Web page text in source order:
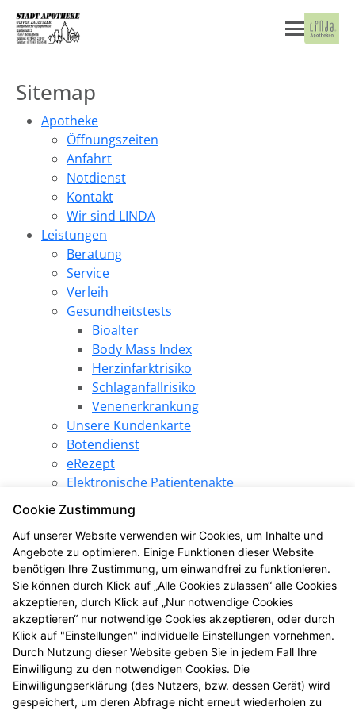
Sitemap
Apotheke
Öffnungszeiten
Anfahrt
Notdienst
Kontakt
Wir sind LINDA
Leistungen
Beratung
Service
Verleih
Gesundheitstests
Bioalter
Body Mass Index
Herzinfarktrisiko
Schlaganfallrisiko
Venenerkrankung
Unsere Kundenkarte
Botendienst
eRezept
Elektronische Patientenakte
Pharmazeutische Dienstleistungen
Angebote
SPARezept
Produkt des Monats
LINDA Gewinnspiel
LINDA Aktion
Die LINDA Eigenmarke
Gesundheitsthemen
LINDA Coupons
LINDANI Coupons
LINDA Medien
Cookie Zustimmung
Auf unserer Website verwenden wir Cookies, um Inhalte und
Angebote zu optimieren. Einige Funktionen dieser Website
benötigen Ihre Zustimmung, um einwandfrei zu funktionieren.
Sie können durch Klick auf „Alle Cookies zulassen“ alle Cookies
akzeptieren, durch Klick auf „Nur notwendige Cookies
akzeptieren“ nur notwendige Cookies akzeptieren, oder durch
Klick auf "Einstellungen" individuelle Einstellungen vornehmen.
Durch Nutzung dieser Website geben Sie in jedem Fall Ihre
Einwilligung zu den notwendigen Cookies. Die
Einwilligungserklärung (des Nutzers, bzw. dessen Gerät) wird
gespeichert, um deren Abfrage nicht erneut wiederholen zu